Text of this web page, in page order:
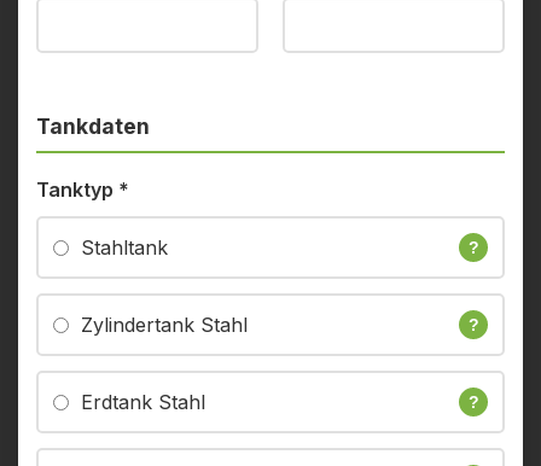
Tankdaten
Tanktyp *
Stahltank ?
Zylindertank Stahl ?
Erdtank Stahl ?